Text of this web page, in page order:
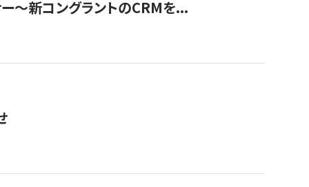
ー〜新コングラントのCRMを...